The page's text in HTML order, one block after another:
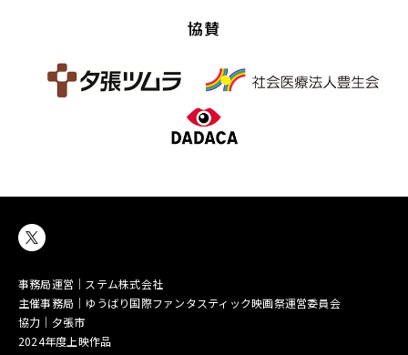
協賛
事務局運営｜ステム株式会社
主催事務局｜ゆうばり国際ファンタスティック映画祭運営委員会
協力｜夕張市
2024年度上映作品